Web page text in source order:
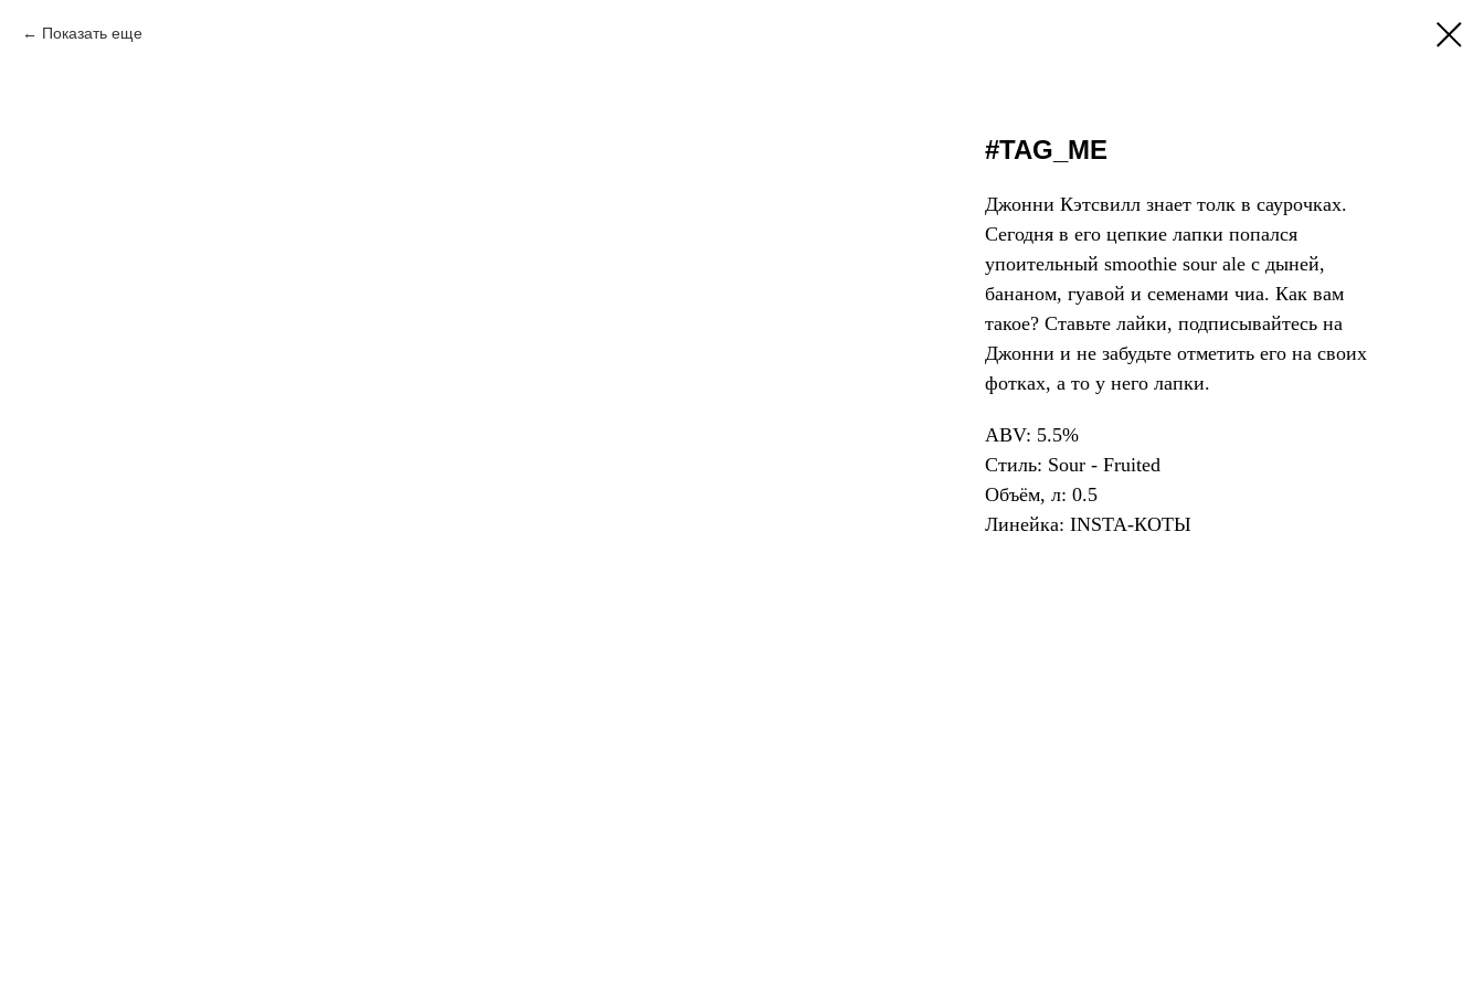
Показать еще
#TAG_ME
Джонни Кэтсвилл знает толк в саурочках.
Сегодня в его цепкие лапки попался
упоительный smoothie sour ale с дыней,
бананом, гуавой и семенами чиа. Как вам
такое? Ставьте лайки, подписывайтесь на
Джонни и не забудьте отметить его на своих
фотках, а то у него лапки.
ABV: 5.5%
Стиль: Sour - Fruited
Объём, л: 0.5
Линейка: INSTA-КОТЫ